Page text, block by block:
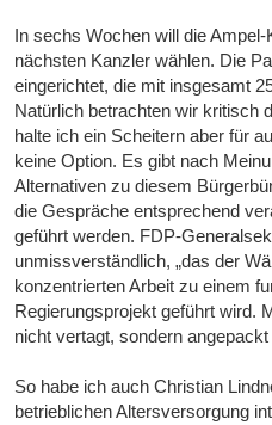
In sechs Wochen will die
nächsten Kanzler wählen. Die
eingerichtet, die mit insgesamt
Natürlich betrachten wir kritisch
halte ich ein Scheitern aber für
keine Option. Es gibt nach
Alternativen zu diesem
die Gespräche entsprechend
geführt werden. FDP-
unmissverständlich, „das der
konzentrierten Arbeit zu einem
Regierungsprojekt geführt wird.
nicht vertagt, sondern angepackt
So habe ich auch Christian
betrieblichen Altersversorgung